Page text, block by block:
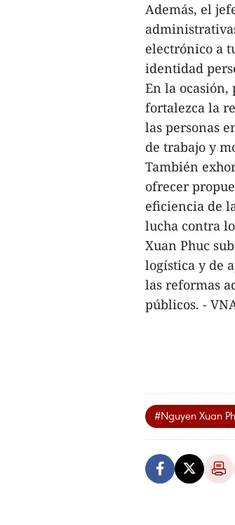
Además, el
electrónico a
identidad
En la
fortalezca la
las personas
de trabajo y
También
ofrecer
eficiencia de
lucha contra
Xuan Phuc
logística y de
las reformas
públicos. -
#Nguyen Xuan